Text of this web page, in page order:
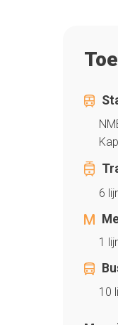
6
1
10